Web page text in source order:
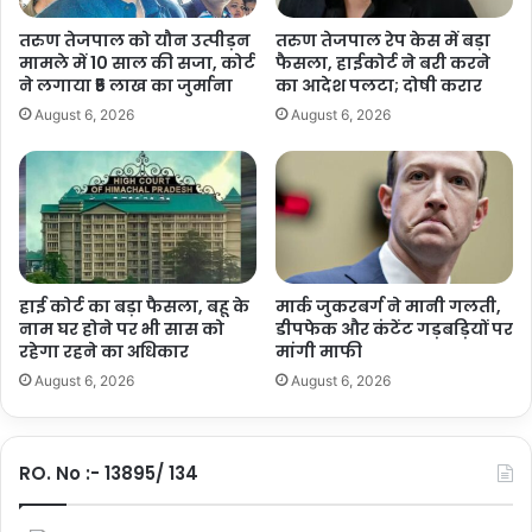
Tags राज्यसभा में सोनिया गांधी Rajya Sabha
Sonia Gandhi
Sonia Gandhi on MNREGA
Sonia Gandhi's questions in Rajya Sabha
what is MNREGA
मनरेगा क्या है
मनरेगा पर सोनिया गांधी राज्यसभा सोनिया गांधी
च
ने
ता
को
U
ने
या
द
दि
ला
इ
ति
हा
e
:
दा
ल
त
से
छू
ट
की
मां
ग
क
र
हु
प
तरुण तेजपाल को यौन उत्पीड़न
मामले में 10 साल की सजा, कोर्ट
ने लगाया ₹5 लाख का जुर्माना
August 6, 2026
तरुण तेजपाल रेप केस में बड़ा
फैसला, हाईकोर्ट ने बरी करने
का आदेश पलटा; दोषी करार
August 6, 2026
हाई कोर्ट का बड़ा फैसला, बहू के
नाम घर होने पर भी सास को
रहेगा रहने का अधिकार
August 6, 2026
मार्क जुकरबर्ग ने मानी गलती,
डीपफेक और कंटेंट गड़बड़ियों पर
मांगी माफी
August 6, 2026
RO. No :- 13895/ 134